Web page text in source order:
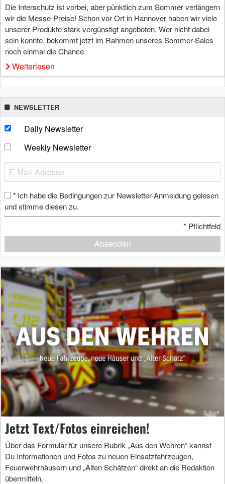
Die Interschutz ist vorbei, aber pünktlich zum Sommer verlängern
wir die Messe-Preise! Schon vor Ort in Hannover haben wir viele
unserer Produkte stark vergünstigt angeboten. Wer nicht dabei
sein konnte, bekommt jetzt im Rahmen unseres Sommer-Sales
noch einmal die Chance.
Weiterlesen
NEWSLETTER
Daily Newsletter
Weekly Newsletter
* Ich habe die Bedingungen zur Newsletter-Anmeldung gelesen
und stimme diesen zu.
* Pflichtfeld
Absenden
Jetzt Text/Fotos einreichen!
Über das Formular für unsere Rubrik „Aus den Wehren“ kannst
Du Informationen und Fotos zu neuen Einsatzfahrzeugen,
Feuerwehrhäusern und „Alten Schätzen“ direkt an die Redaktion
übermitteln.